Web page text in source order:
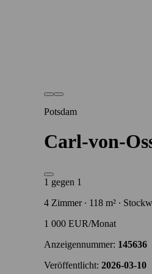
Potsdam
Carl-von-
1 gegen 1
4 Zimmer ∙ 118 m² ∙
1 000 EUR/Monat
Anzeigennummer: 145636
Veröffentlicht: 2026-03-10